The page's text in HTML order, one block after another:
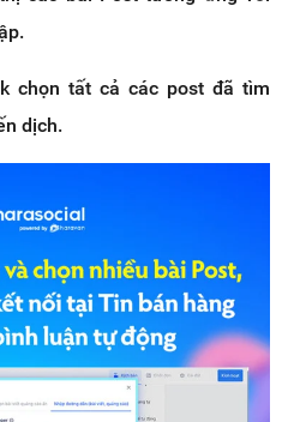
chọn tất cả các post đã tìm
dịch.